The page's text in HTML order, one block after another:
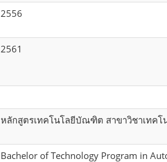
2556
2561
หลักสูตรเทคโนโลยีบัณฑิต สาขาวิชาเทคโ
Bachelor of Technology Program in